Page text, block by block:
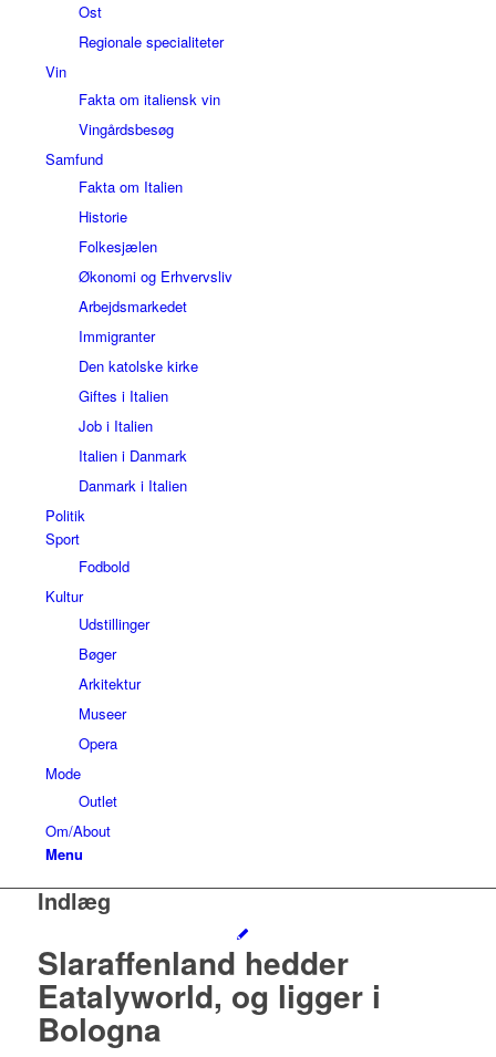
Ost
Regionale specialiteter
Vin
Fakta om italiensk vin
Vingårdsbesøg
Samfund
Fakta om Italien
Historie
Folkesjælen
Økonomi og Erhvervsliv
Arbejdsmarkedet
Immigranter
Den katolske kirke
Giftes i Italien
Job i Italien
Italien i Danmark
Danmark i Italien
Politik
Sport
Fodbold
Kultur
Udstillinger
Bøger
Arkitektur
Museer
Opera
Mode
Outlet
Om/About
Menu
Indlæg
Slaraffenland hedder
Eatalyworld, og ligger i
Bologna